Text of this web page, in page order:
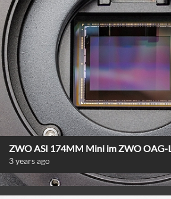
ZWO ASI 174MM Mini im ZWO OAG-L
3 years ago